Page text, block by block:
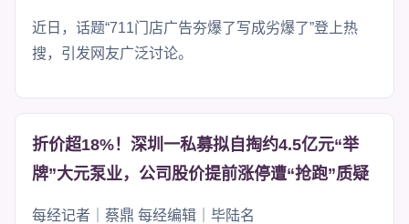
近日，话题“711门店广告夯爆了写成劣爆了”登上热
搜，引发网友广泛讨论。
折价超18%！深圳一私募拟自掏约4.5亿元“举
牌”大元泵业，公司股价提前涨停遭“抢跑”质疑
每经记者｜蔡鼎 每经编辑｜毕陆名